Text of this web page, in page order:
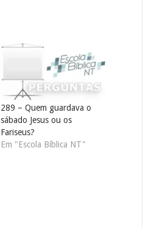
289 – Quem guardava o
sábado Jesus ou os
Fariseus?
Em "Escola Bíblica NT"